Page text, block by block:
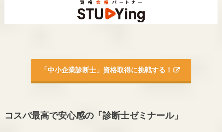
「中小企業診断士」資格取得に挑戦する！
コスパ最高で安心感の「診断士ゼミナール」